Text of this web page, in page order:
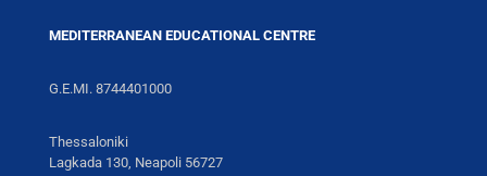
MEDITERRANEAN EDUCATIONAL CENTRE
G.E.MI. 8744401000
Thessaloniki
Lagkada 130, Neapoli 56727